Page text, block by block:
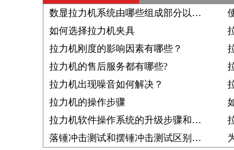
数显拉力机系统由哪些组成部分以及结构原理是？
如何选择拉力机夹具
拉力机刚度的影响因素有哪些？
拉力机的售后服务都有哪些?
拉力机出现噪音如何解决？
拉力机的操作步骤
拉力机软件操作系统的升级步骤和注意事项
落锤冲击测试和摆锤冲击测试区别在哪里？从测试方法到应用场景解析